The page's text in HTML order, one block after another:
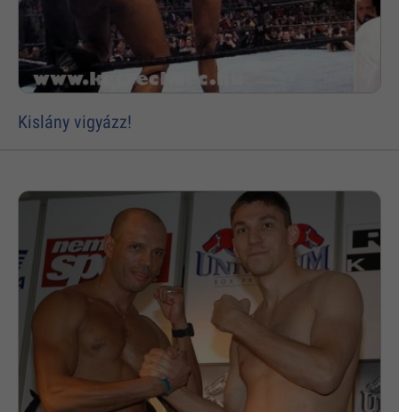
Kislány vigyázz!